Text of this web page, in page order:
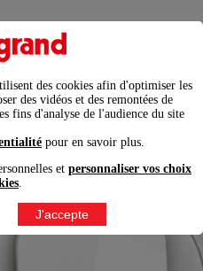
des cookies afin d'optimiser les
des vidéos et des remontées de
fins d'analyse de l'audience du site
pour en savoir plus.
et personnaliser vos choix
.
J'accepte